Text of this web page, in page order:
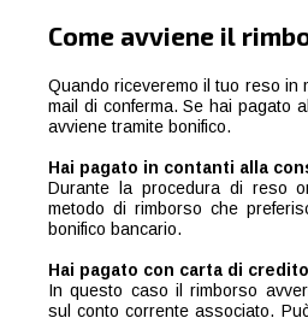
Come avviene il
Quando riceveremo il tuo reso in
mail di conferma. Se hai pagato
avviene tramite bonifico.
Hai pagato in contanti alla
Durante la procedura di reso
metodo di rimborso che
bonifico bancario.
Hai pagato con carta di
In questo caso il rimborso
sul conto corrente associato.